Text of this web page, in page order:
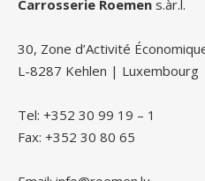
Carrosserie Roemen s.àr.l.
30, Zone d’Activité
L-8287 Kehlen | Luxembourg
Tel: +352 30 99 19 – 1
Fax: +352 30 80 65